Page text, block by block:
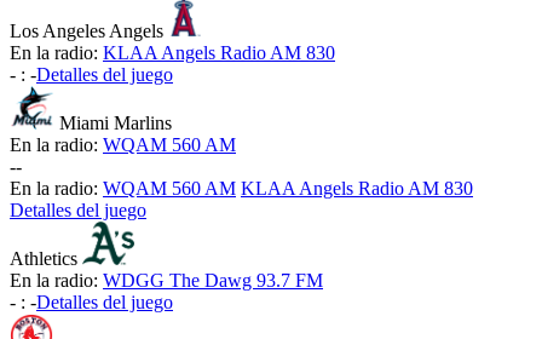
Los Angeles Angels
En la radio: KLAA Angels Radio AM 830
- : -Detalles del juego
Miami Marlins
En la radio: WQAM 560 AM
--
En la radio: WQAM 560 AM KLAA Angels Radio AM 830
Detalles del juego
Athletics
En la radio: WDGG The Dawg 93.7 FM
- : -Detalles del juego